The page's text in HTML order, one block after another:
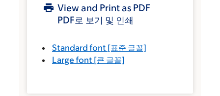
View and Print as PDF
PDF로 보기 및 인쇄
Standard font [표준 글꼴]
Large font [큰 글꼴]